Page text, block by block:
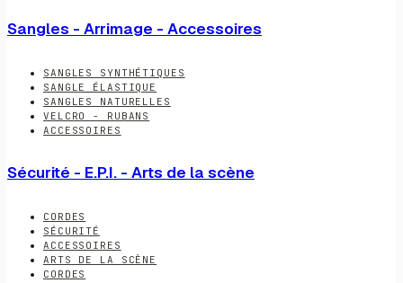
Sangles - Arrimage - Accessoires
SANGLES SYNTHÉTIQUES
SANGLE ÉLASTIQUE
SANGLES NATURELLES
VELCRO - RUBANS
ACCESSOIRES
Sécurité - E.P.I. - Arts de la scène
CORDES
SÉCURITÉ
ACCESSOIRES
ARTS DE LA SCÈNE
CORDES